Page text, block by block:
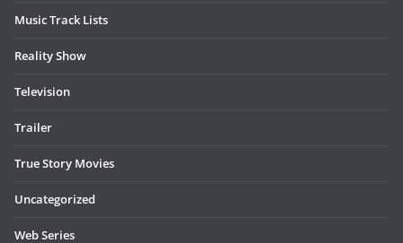
Music Track Lists
Reality Show
Television
Trailer
True Story Movies
Uncategorized
Web Series